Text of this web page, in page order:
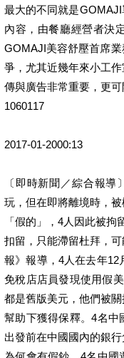
最大的不同就是
內容，由餐廳經營者決
GOMAJI美容舒壓首席
爭，尤其近幾年來小工
傳與廣告非常重要，更
1060117
2017-01-2000:13
〔即時新聞／綜合報
玩，但在即將離境時，
「假的」，4人因此被
扣留，只能滯留杜拜，
報》報導，4人在去年12
免稅店店員發現使用假
都是舊版美元，他們被
幫助下獲得保釋。4名中
出發前在中國國內的銀